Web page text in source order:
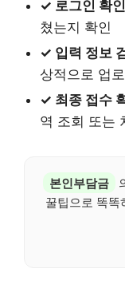
✓ 로그인 확
쳤는지 확인
✓ 입력 정보
상적으로 업
✓ 최종 접수
역 조회 또는
본인부담금
꿀팁으로 똑똑